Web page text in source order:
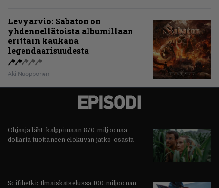
Levyarvio: Sabaton on
yhdennellätoista albumillaan
erittäin kaukana
legendaarisuudesta
Aki Nuopponen
Ohjaaja lähti kalppimaan 870 miljoonaa
dollaria tuottaneen elokuvan jatko-osasta
Scifihetki: Ilmaiskatselussa 100 miljoonan